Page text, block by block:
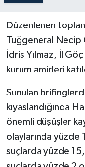
Düzenlenen
Tuğgeneral Necip
İdris Yılmaz, İl
kurum amirleri
Sunulan
kıyaslandığında
önemli düşüşler
olaylarında yüzde
suçlarda yüzde 15,